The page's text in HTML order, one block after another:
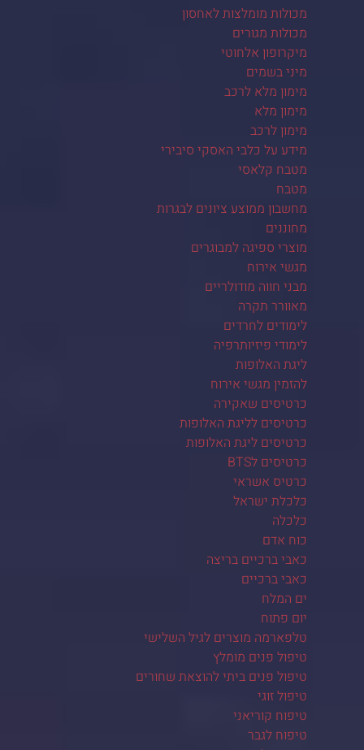
מכולות מומלצות לאחסון
מכולות מגורים
מיקרופון אלחוטי
מיני בשמים
מימון מלא לרכב
מימון מלא
מימון לרכב
מידע על כלבי האסקי סיבירי
מטבח קלאסי
מטבח
מחשבון ממוצע ציונים לבגרות
מחוננים
מוצרי ספיגה למבוגרים
מגשי אירוח
מבני חווה מודולריים
מאוורר תקרה
לימודים לחרדים
לימודי פיזיותרפיה
ליגת האלופות
להזמין מגשי אירוח
כרטיסים שאקירה
כרטיסים לליגת האלופות
כרטיסים ליגת האלופות
כרטיסים לBTS
כרטיס אשראי
כלכלת ישראל
כלכלה
כוח אדם
כאבי ברכיים בריצה
כאבי ברכיים
ים המלח
יום פתוח
טלפארמה מוצרים לגיל השלישי
טיפול פנים מומלץ
טיפול פנים ביתי להוצאת שחורים
טיפול זוגי
טיפוח קוריאני
טיפוח לגבר